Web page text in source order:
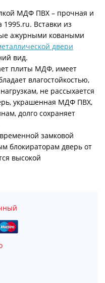
МДФ ПВХ – прочная и
1995.ru. Вставки из
ажурными коваными
двери
вид.
плиты МДФ, имеет
влагостойкостью,
не рассыхается
украшенная МДФ ПВХ,
долго сохраняет
замковой
блокираторам дверь от
высокой